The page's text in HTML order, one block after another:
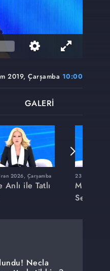
2019, Çarşamba 10:00
GALERİ
2026, Çarşamba
Anlı ile Tatlı
23 Haziran
Müge
Sert
Necla